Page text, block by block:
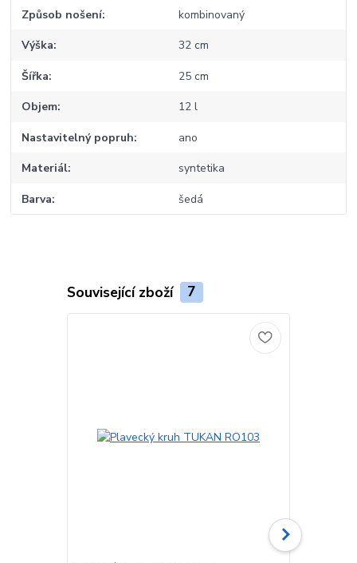
Způsob nošení kombinovaný
Výška 32 cm
Šířka 25 cm
Objem 12 l
Nastavitelný popruh ano
Materiál syntetika
Barva šedá
Související zboží 7